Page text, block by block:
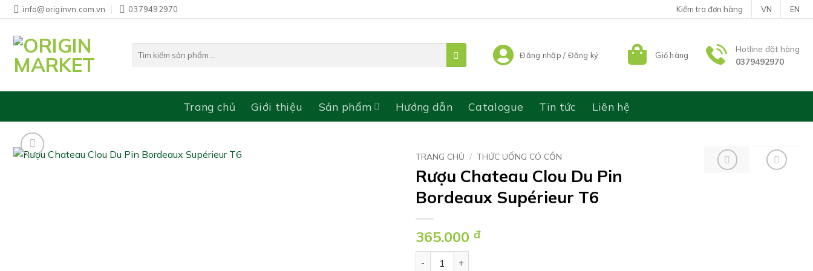
qua
info@originvn.com.vn 0379492970 Kiểm tra đơn hàng VN EN
kiếm:
Đăng nhập / Đăng ký Giỏ hàng
Hotline đặt hàng
0379492970
Trang chủ Giới thiệu Sản phẩm Hướng dẫn Catalogue Tin tức Liên hệ
TRANG CHỦ / THỨC UỐNG CÓ CỒN
Rượu Chateau Clou Du Pin
Bordeaux Supérieur T6
365.000 đ